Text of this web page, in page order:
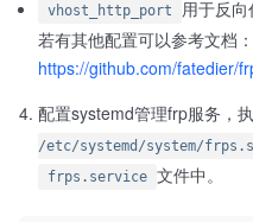
vhost_http_port
用于反向
若有其他配置可以参考文档：
https://github.com/fatedier/
配置systemd管理frp服务，
/etc/systemd/system/
frps.service 文件中。